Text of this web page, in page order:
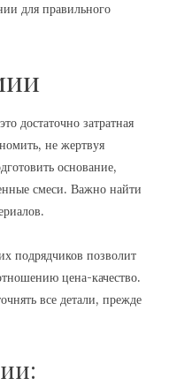
для правильного
достаточно затратная
не жертвуя
основание,
смеси. Важно найти
подрядчиков позволит
цена-качество.
все детали, прежде